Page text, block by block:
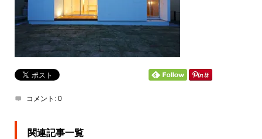
コメント: 0
関連記事一覧